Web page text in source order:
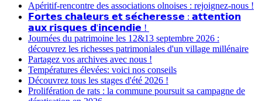
Apéritif-rencontre des associations olnoises : rejoignez-nous !
𝗙𝗼𝗿𝘁𝗲𝘀 𝗰𝗵𝗮𝗹𝗲𝘂𝗿𝘀 𝗲𝘁 𝘀𝗲́𝗰𝗵𝗲𝗿𝗲𝘀𝘀𝗲 : 𝗮𝘁𝘁𝗲𝗻𝘁𝗶𝗼𝗻
𝗮𝘂𝘅 𝗿𝗶𝘀𝗾𝘂𝗲𝘀 𝗱'𝗶𝗻𝗰𝗲𝗻𝗱𝗶𝗲 !
Journées du patrimoine les 12&13 septembre 2026 :
découvrez les richesses patrimoniales d'un village millénaire
Partagez vos archives avec nous !
Températures élevées: voici nos conseils
Découvrez tous les stages d'été 2026 !
Prolifération de rats : la commune poursuit sa campagne de